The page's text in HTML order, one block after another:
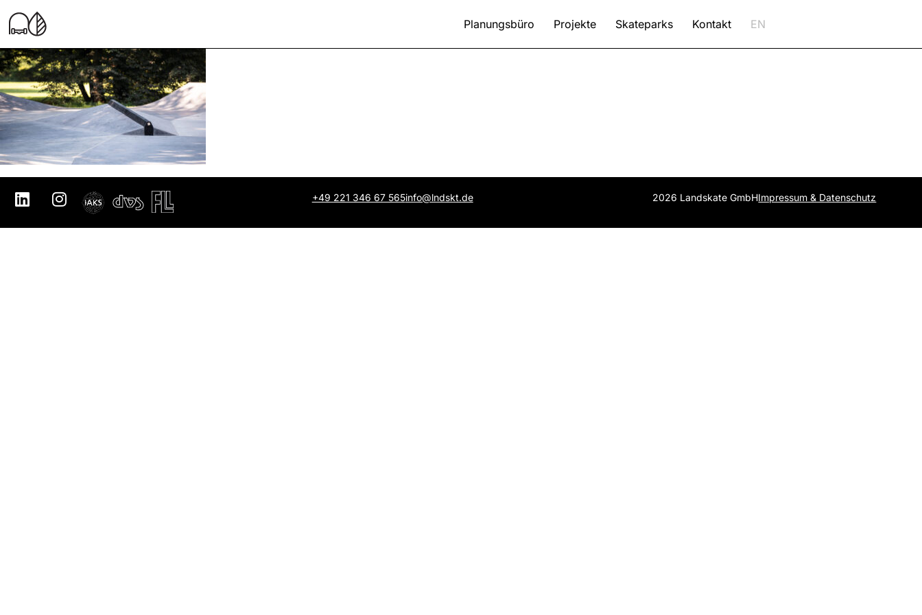
Planungsbüro Projekte Skateparks Kontakt EN
+49 221 346 67 565info@lndskt.de 2026 Landskate GmbHImpressum & Datenschutz